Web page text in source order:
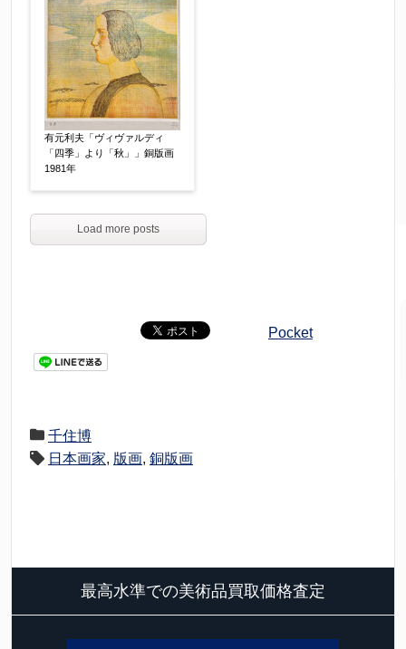
有元利夫「ヴィヴァルディ
「四季」より「秋」」銅版画
1981年
Load more posts
Pocket
千住博
日本画家, 版画, 銅版画
最高水準での美術品買取価格査定